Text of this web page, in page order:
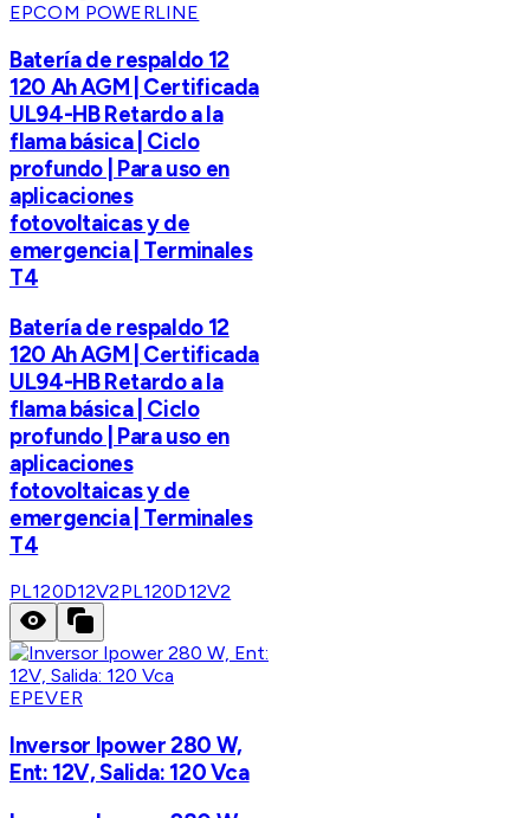
EPCOM POWERLINE
Batería de respaldo 12
120 Ah AGM | Certificada
UL94-HB Retardo a la
flama básica | Ciclo
profundo | Para uso en
aplicaciones
fotovoltaicas y de
emergencia | Terminales
T4
Batería de respaldo 12
120 Ah AGM | Certificada
UL94-HB Retardo a la
flama básica | Ciclo
profundo | Para uso en
aplicaciones
fotovoltaicas y de
emergencia | Terminales
T4
PL120D12V2PL120D12V2
EPEVER
Inversor Ipower 280 W,
Ent: 12V, Salida: 120 Vca